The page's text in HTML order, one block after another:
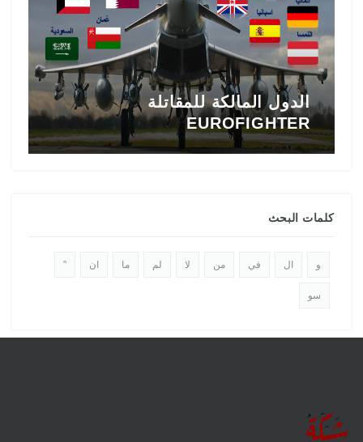
الدول المالكة للمقاتلة
EUROFIGHTER
كلمات البحث
و ال في من لا لم ما ان "
سو